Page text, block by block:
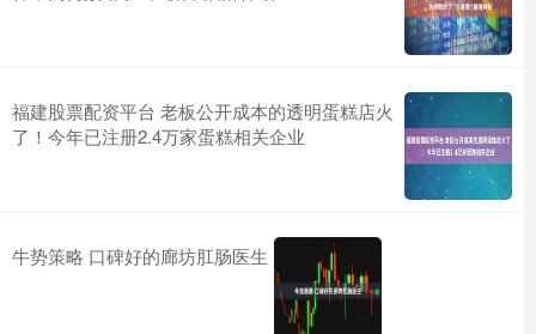
福建股票配资平台 老板公开成本的透明蛋糕店火
了！今年已注册2.4万家蛋糕相关企业
牛势策略 口碑好的廊坊肛肠医生